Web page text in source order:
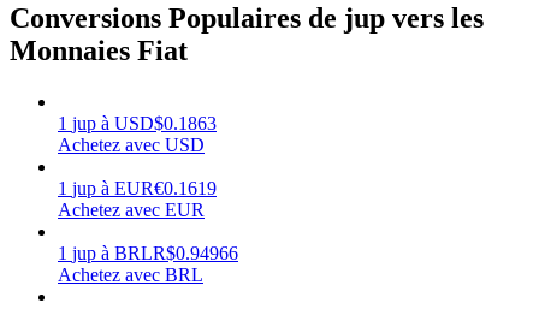
Gagner
Conversions Populaires de jup vers les
Monnaies Fiat
1 jup à USD$0.1863
Achetez avec USD
1 jup à EUR€0.1619
Achetez avec EUR
1 jup à BRLR$0.94966
Achetez avec BRL